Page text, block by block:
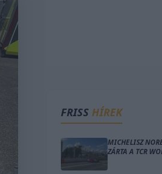
FRISS HÍREK
MICHELISZ
ZÁRTA A TCR